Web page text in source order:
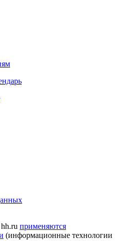
применяются
(информационные технологии